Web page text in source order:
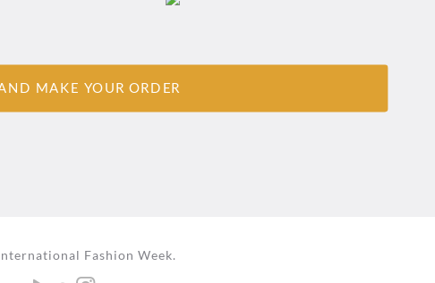
MAKE YOUR ORDER
Fashion Week.